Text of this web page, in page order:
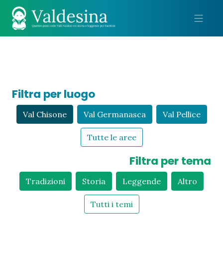
Filtra per luogo
Val Chisone Val Germanasca Val Pellice
Tutte le aree
Filtra per tema
Tradizioni Storia Leggende Altro
Tutti i temi